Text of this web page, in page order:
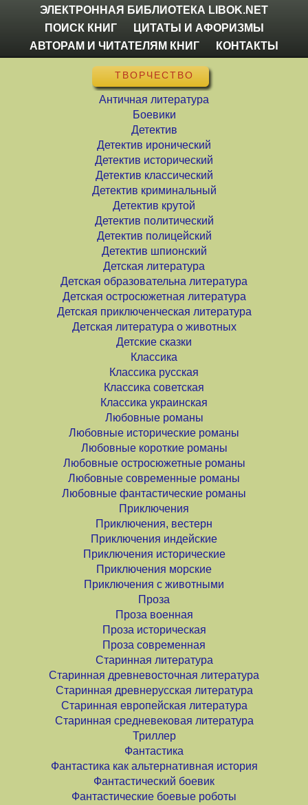
ЭЛЕКТРОННАЯ БИБЛИОТЕКА LIBOK.NET
ПОИСК КНИГ
ЦИТАТЫ И АФОРИЗМЫ
АВТОРАМ И ЧИТАТЕЛЯМ КНИГ
КОНТАКТЫ
ТВОРЧЕСТВО
Античная литература
Боевики
Детектив
Детектив иронический
Детектив исторический
Детектив классический
Детектив криминальный
Детектив крутой
Детектив политический
Детектив полицейский
Детектив шпионский
Детская литература
Детская образовательна литература
Детская остросюжетная литература
Детская приключенческая литература
Детская литература о животных
Детские сказки
Классика
Классика русская
Классика советская
Классика украинская
Любовные романы
Любовные исторические романы
Любовные короткие романы
Любовные остросюжетные романы
Любовные современные романы
Любовные фантастические романы
Приключения
Приключения, вестерн
Приключения индейские
Приключения исторические
Приключения морские
Приключения с животными
Проза
Проза военная
Проза историческая
Проза современная
Старинная литература
Старинная древневосточная литература
Старинная древнерусская литература
Старинная европейская литература
Старинная средневековая литература
Триллер
Фантастика
Фантастика как альтернативная история
Фантастический боевик
Фантастические боевые роботы